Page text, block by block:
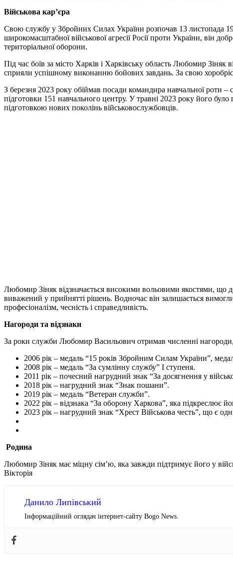
Військова кар’єра
Свою службу у Збройних Силах України розпочав 13 листопада
широкомасштабної військової агресії Росії проти України, він
територіальної оборони.
Під час боїв за місто Харків і Харківську область Любомир Зіняк
сприяли успішному виконанню бойових завдань. За свою
З березня 2023 року обіймав посади командира навчальної роти –
підготовки 151 навчального центру. У травні 2023 року його
підготовкою нових поколінь військовослужбовців.
Любомир Зіняк відзначається високими вольовими якостями, що
виважений у прийнятті рішень. Водночас він залишається
професіоналізм, чесність і справедливість.
Нагороди та відзнаки
За роки служби Любомир Васильович отримав численні
2006 рік – медаль “15 років Збройним Силам України”,
2008 рік – медаль “За сумлінну службу” I ступеня.
2011 рік – почесний нагрудний знак “За досягнення у
2018 рік – нагрудний знак “Знак пошани”.
2019 рік – медаль “Ветеран служби”.
2022 рік – відзнака “За оборону Харкова”, яка підкреслює
2023 рік – нагрудний знак “Хрест Військова честь”, що є
Родина
Любомир Зіняк має міцну сім’ю, яка завжди підтримує його у
Вікторія
Данило Липівський
Інформаційний оглядач інтернет-сайту Bogo News.